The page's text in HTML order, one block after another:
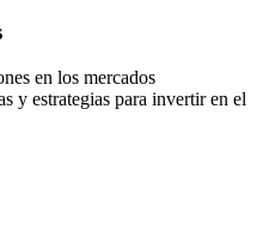
en los mercados
y estrategias para invertir en el